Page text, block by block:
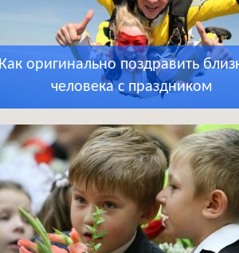
Как оригинально поздравить
человека с праздником